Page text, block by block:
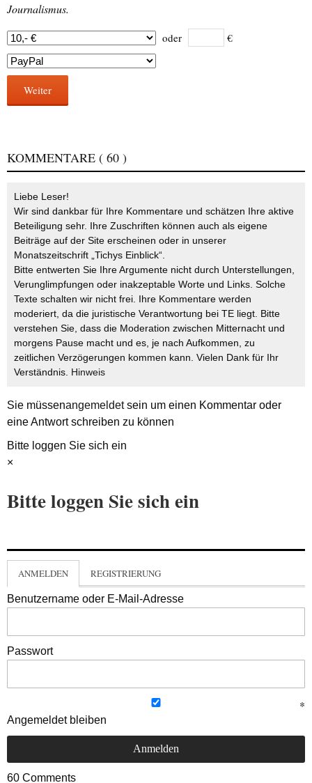
Journalismus.
oder €
Weiter
KOMMENTARE ( 60 )
Liebe Leser!
Wir sind dankbar für Ihre Kommentare und schätzen Ihre aktive
Beteiligung sehr. Ihre Zuschriften können auch als eigene
Beiträge auf der Site erscheinen oder in unserer
Monatszeitschrift „Tichys Einblick“.
Bitte entwerten Sie Ihre Argumente nicht durch Unterstellungen,
Verunglimpfungen oder inakzeptable Worte und Links. Solche
Texte schalten wir nicht frei. Ihre Kommentare werden
moderiert, da die juristische Verantwortung bei TE liegt. Bitte
verstehen Sie, dass die Moderation zwischen Mitternacht und
morgens Pause macht und es, je nach Aufkommen, zu
zeitlichen Verzögerungen kommen kann. Vielen Dank für Ihr
Verständnis. Hinweis
Sie müssenangemeldetsein um einen Kommentar oder
eine Antwort schreiben zu können
Bitte loggen Sie sich ein
×
Bitte loggen Sie sich ein
ANMELDEN REGISTRIERUNG
Benutzername oder E-Mail-Adresse
Passwort
Angemeldet bleiben
60 Comments